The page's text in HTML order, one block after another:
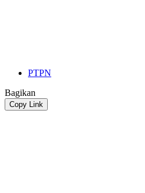
PTPN
Bagikan
Copy Link